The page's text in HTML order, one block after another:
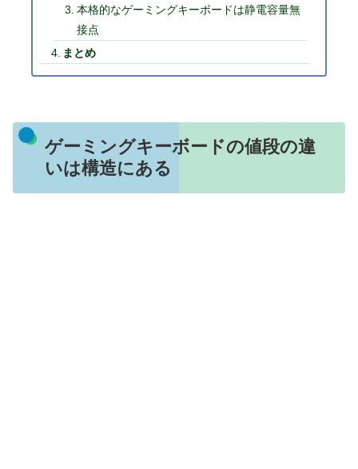
本格的なゲーミングキーボードは静電容量無
接点
まとめ
ゲーミングキーボードの値段の違
いは構造にある